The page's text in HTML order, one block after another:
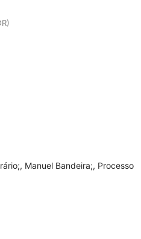
Manuel Bandeira;, Processo